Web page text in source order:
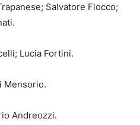
Salvatore Flocco;
Lucia Fortini.
Mensorio.
Andreozzi.